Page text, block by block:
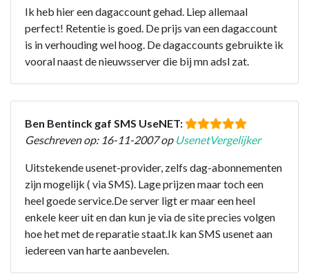
Ik heb hier een dagaccount gehad. Liep allemaal
perfect! Retentie is goed. De prijs van een dagaccount
is in verhouding wel hoog. De dagaccounts gebruikte ik
vooral naast de nieuwsserver die bij mn adsl zat.
Ben Bentinck gaf SMS UseNET:
Geschreven op: 16-11-2007 op UsenetVergelijker
Uitstekende usenet-provider, zelfs dag-abonnementen
zijn mogelijk ( via SMS). Lage prijzen maar toch een
heel goede service.De server ligt er maar een heel
enkele keer uit en dan kun je via de site precies volgen
hoe het met de reparatie staat.Ik kan SMS usenet aan
iedereen van harte aanbevelen.